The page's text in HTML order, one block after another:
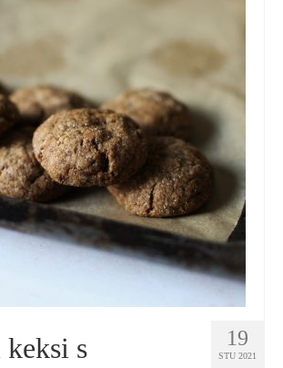
19
STU 2021
s